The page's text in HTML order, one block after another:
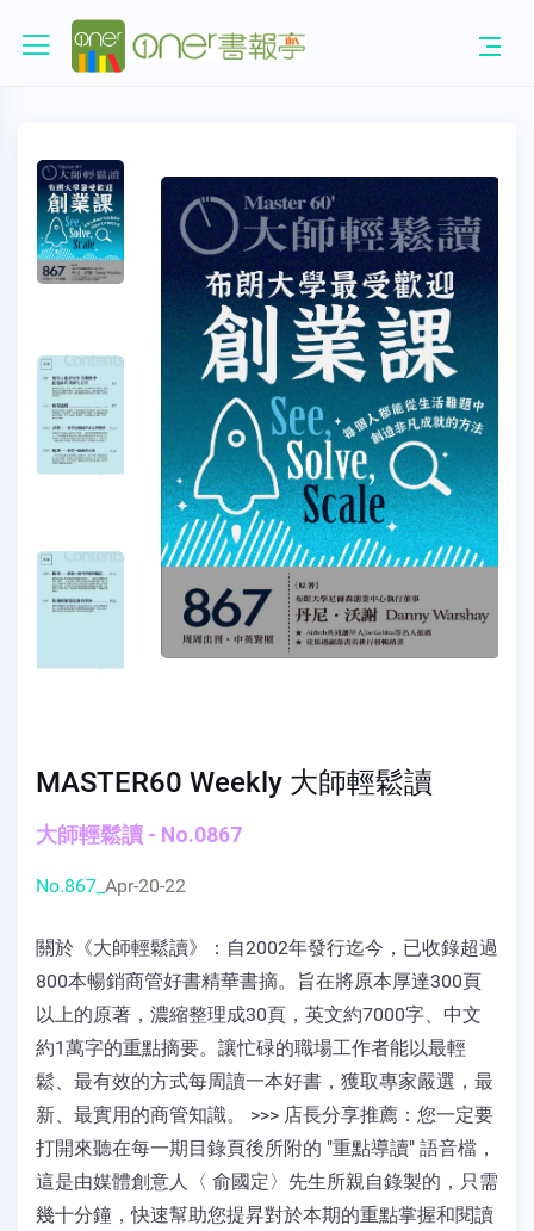
MASTER60 Weekly 大師輕鬆讀
大師輕鬆讀 - No.0867
No.867_ Apr-20-22
關於《大師輕鬆讀》：自2002年發行迄今，已收錄超過
800本暢銷商管好書精華書摘。旨在將原本厚達300頁
以上的原著，濃縮整理成30頁，英文約7000字、中文
約1萬字的重點摘要。讓忙碌的職場工作者能以最輕
鬆、最有效的方式每周讀一本好書，獲取專家嚴選，最
新、最實用的商管知識。 >>> 店長分享推薦：您一定要
打開來聽在每一期目錄頁後所附的 "重點導讀" 語音檔，
這是由媒體創意人〈 俞國定〉先生所親自錄製的，只需
幾十分鐘，快速幫助您提昇對於本期的重點掌握和閱讀